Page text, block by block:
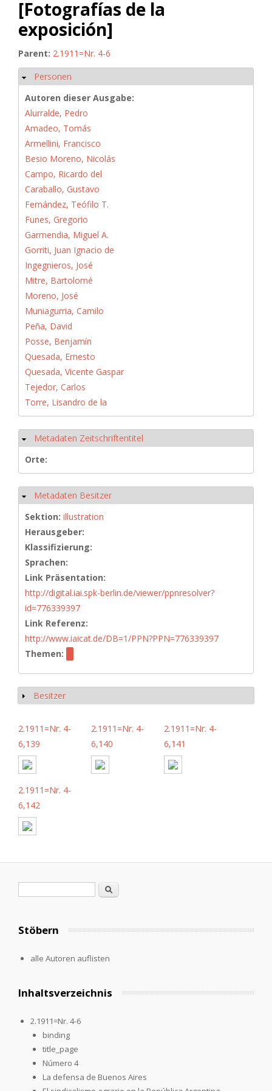
[Fotografías de la
exposición]
Parent: 2.1911=Nr. 4-6
Hide
Personen
Autoren dieser Ausgabe:
Alurralde, Pedro
Amadeo, Tomás
Armellini, Francisco
Besio Moreno, Nicolás
Campo, Ricardo del
Caraballo, Gustavo
Fernández, Teófilo T.
Funes, Gregorio
Garmendia, Miguel A.
Gorriti, Juan Ignacio de
Ingegnieros, José
Mitre, Bartolomé
Moreno, José
Muniagurria, Camilo
Peña, David
Posse, Benjamín
Quesada, Ernesto
Quesada, Vicente Gaspar
Tejedor, Carlos
Torre, Lisandro de la
Hide
Metadaten Zeitschriftentitel
Orte:
Hide
Metadaten Besitzer
Sektion: illustration
Herausgeber:
Klassifizierung:
Sprachen:
Link Präsentation:
http://digital.iai.spk-berlin.de/viewer/ppnresolver?
id=776339397
Link Referenz:
http://www.iaicat.de/DB=1/PPN?PPN=776339397
Themen:
Show
Besitzer
2.1911=Nr. 4-
6,139
2.1911=Nr. 4-
6,140
2.1911=Nr. 4-
6,141
2.1911=Nr. 4-
6,142
Search
Stöbern
alle Autoren auflisten
Inhaltsverzeichnis
2.1911=Nr. 4-6
binding
title_page
Número 4
La defensa de Buenos Aires